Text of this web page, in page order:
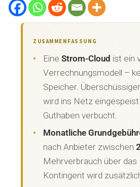
ZUSAMMENFASSUNG
Eine Strom-Cloud ist ein
Verrechnungsmodell –
Speicher.
wird ins Netz eingespeist
Guthaben verbucht.
Monatliche
nach Anbieter zwischen
Mehrverbrauch über
Kontingent wird